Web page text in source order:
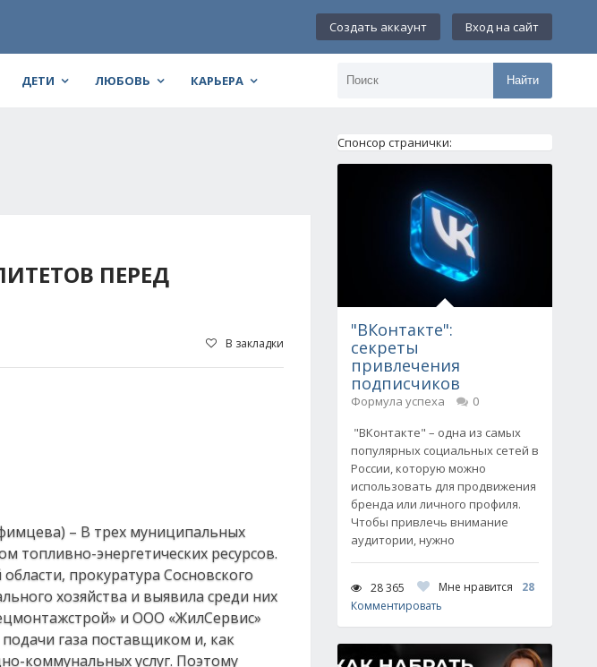
Создать аккаунт Вход на сайт
ДЕТИ ЛЮБОВЬ КАРЬЕРА Найти
ПЕРЕД
В закладки
– В трех муниципальных
топливно-энергетических ресурсов.
прокуратура Сосновского
хозяйства и выявила среди них
и ООО «ЖилСервис»
газа поставщиком и, как
коммунальных услуг. Поэтому
Спонсор странички:
"ВКонтакте":
секреты
привлечения
подписчиков
Формула успеха
0
"ВКонтакте" – одна из самых
популярных социальных сетей в
России, которую можно
использовать для продвижения
бренда или личного профиля.
Чтобы привлечь внимание
аудитории, нужно
28 365 Мне нравится
28
Комментировать